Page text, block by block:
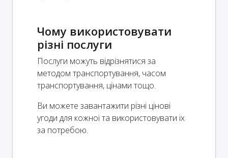
Чому використовувати
різні послуги
Послуги можуть відрізнятися за
методом транспортування, часом
транспортування, цінами тощо.
Ви можете завантажити різні цінові
угоди для кожної та використовувати їх
за потребою.